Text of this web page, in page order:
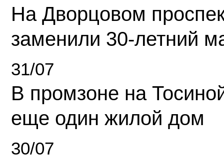
На Дворцовом
заменили 30-летний
31/07
В промзоне на
еще один жилой дом
30/07